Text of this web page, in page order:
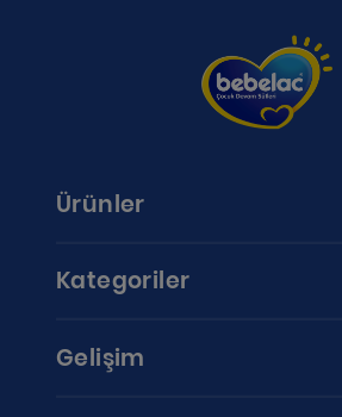
Ürünler
Kategoriler
Gelişim